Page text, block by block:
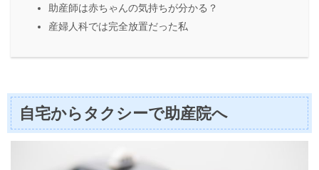
助産師は赤ちゃんの気持ちが分かる？
産婦人科では完全放置だった私
自宅からタクシーで助産院へ